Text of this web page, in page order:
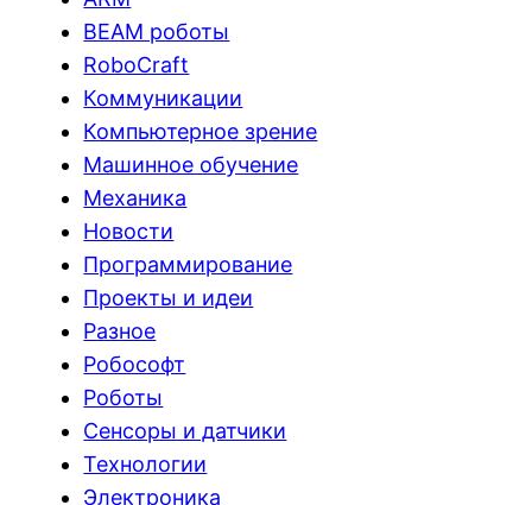
BEAM роботы
RoboCraft
Коммуникации
Компьютерное зрение
Машинное обучение
Механика
Новости
Программирование
Проекты и идеи
Разное
Робософт
Роботы
Сенсоры и датчики
Технологии
Электроника